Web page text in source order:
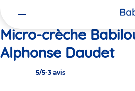
Micro-crèche
Alphonse Daudet
5/5-3 avis